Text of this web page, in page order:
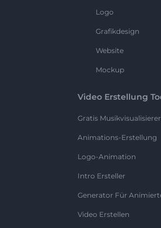
Logo
Grafikdesign
Website
Mockup
Video Erstellung
Gratis Musikvisualisierer
Animations-Erstellung
Logo-Animation
Intro Ersteller
Generator Für
Video Erstellen